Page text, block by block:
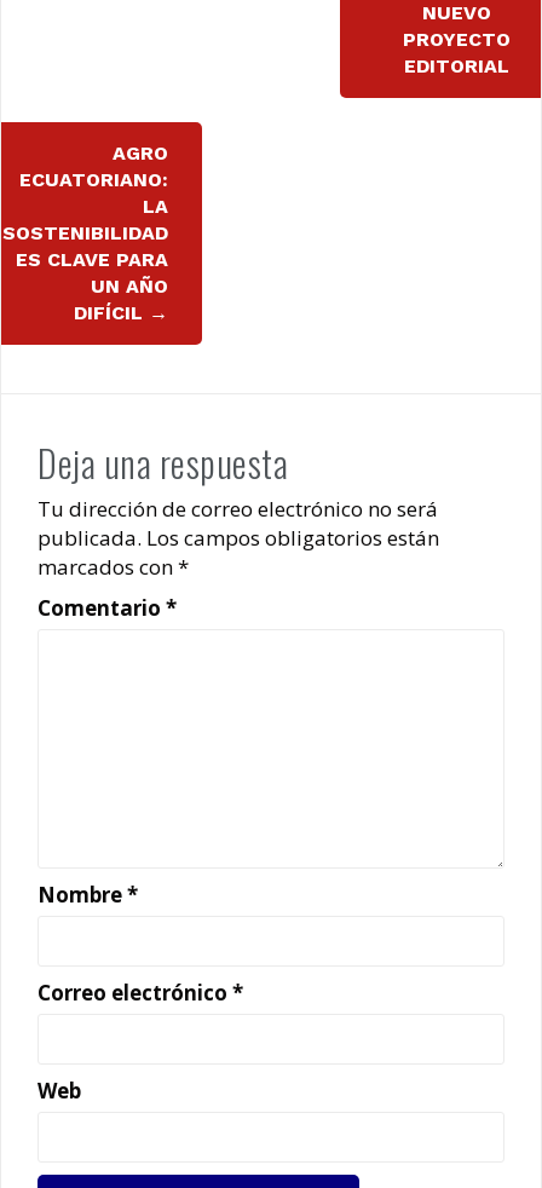
NUEVO
PROYECTO
EDITORIAL
AGRO
ECUATORIANO:
LA
SOSTENIBILIDAD
ES CLAVE PARA
UN AÑO
DIFÍCIL →
Deja una respuesta
Tu dirección de correo electrónico no será
publicada. Los campos obligatorios están
marcados con*
Comentario *
Nombre*
Correo electrónico *
Web